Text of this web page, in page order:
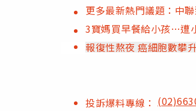
更多最新熱門議題：中
3寶媽買早餐給小孩…遭
報復性熬夜 癌細胞數攀
投訴爆料專線：